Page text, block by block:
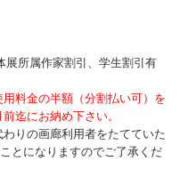
所属作家割引、学生割引有
料金の半額（分割払い可）を
迄にお納め下さい。
りの画廊利用者をたてていた
とになりますのでご了承くだ